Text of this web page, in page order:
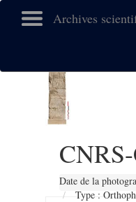
Archives
Date de la
Type :